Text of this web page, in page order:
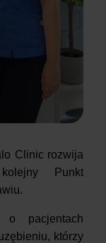
Clinic rozwija
Punkt
pacjentach
którzy